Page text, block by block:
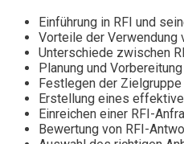
Einführung in RFI und
Vorteile der Verwendung
Unterschiede zwischen
Planung und
Festlegen der Zielgruppe
Erstellung eines
Einreichen einer RFI-
Bewertung von RFI-